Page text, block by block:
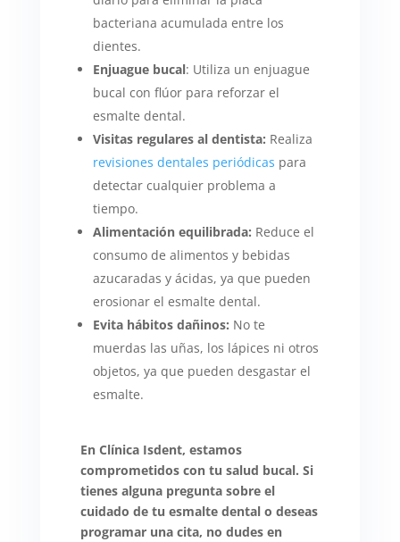
bacteriana acumulada entre los
dientes.
Enjuague bucal: Utiliza un enjuague
bucal con flúor para reforzar el
esmalte dental.
Visitas regulares al dentista: Realiza
revisiones dentales periódicas para
detectar cualquier problema a
tiempo.
Alimentación equilibrada: Reduce el
consumo de alimentos y bebidas
azucaradas y ácidas, ya que pueden
erosionar el esmalte dental.
Evita hábitos dañinos: No te
muerdas las uñas, los lápices ni otros
objetos, ya que pueden desgastar el
esmalte.
En Clínica Isdent, estamos
comprometidos con tu salud bucal. Si
tienes alguna pregunta sobre el
cuidado de tu esmalte dental o deseas
programar una cita, no dudes en